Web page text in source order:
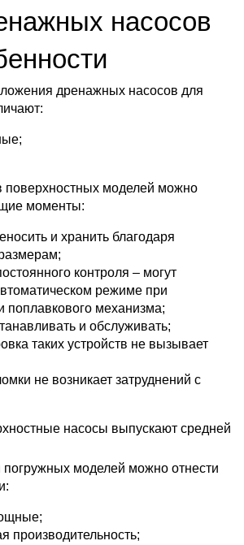
насосов
дренажных насосов для
поверхностных моделей можно
моменты:
и хранить благодаря
контроля – могут
режиме при
поплавкового механизма;
и обслуживать;
таких устройств не вызывает
не возникает затруднений с
насосы выпускают средней
моделей можно отнести
производительность;